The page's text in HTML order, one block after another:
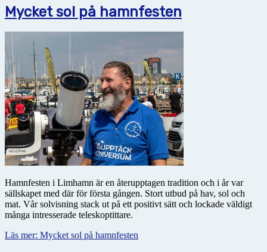
Mycket sol på hamnfesten
Hamnfesten i Limhamn är en återupptagen tradition och i år var
sällskapet med där för första gången. Stort utbud på hav, sol och
mat. Vår solvisning stack ut på ett positivt sätt och lockade väldigt
många intresserade teleskoptittare.
Läs mer: Mycket sol på hamnfesten